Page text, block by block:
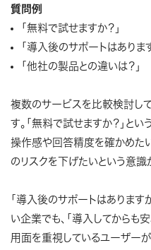
質問例
「無料で試せますか？」
「導入後のサポートはありま
「他社の製品との違いは？」
複数のサービスを比較検討し
す。「無料で試せますか？」と
操作感や回答精度を確かめた
のリスクを下げたいという意識
「導入後のサポートはあります
い企業でも、「導入してからも
用面を重視しているユーザー